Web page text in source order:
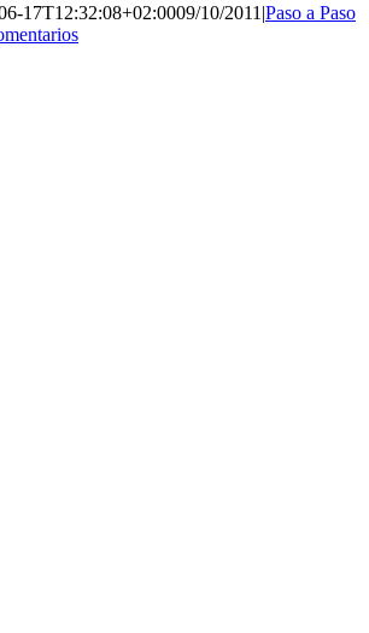
17T12:32:08+02:0009/10/2011 |Paso a Paso